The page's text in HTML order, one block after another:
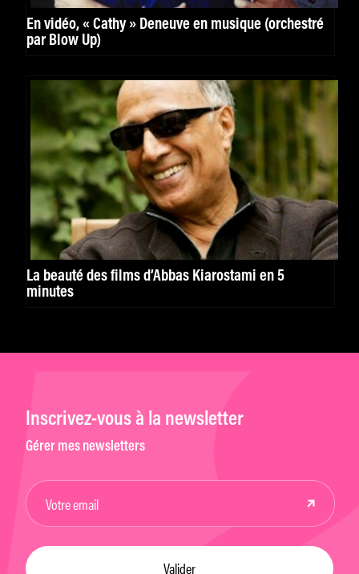
En vidéo, « Cathy » Deneuve en musique (orchestré
par Blow Up)
La beauté des films d’Abbas Kiarostami en 5
minutes
Inscrivez-vous à la newsletter
Gérer mes newsletters